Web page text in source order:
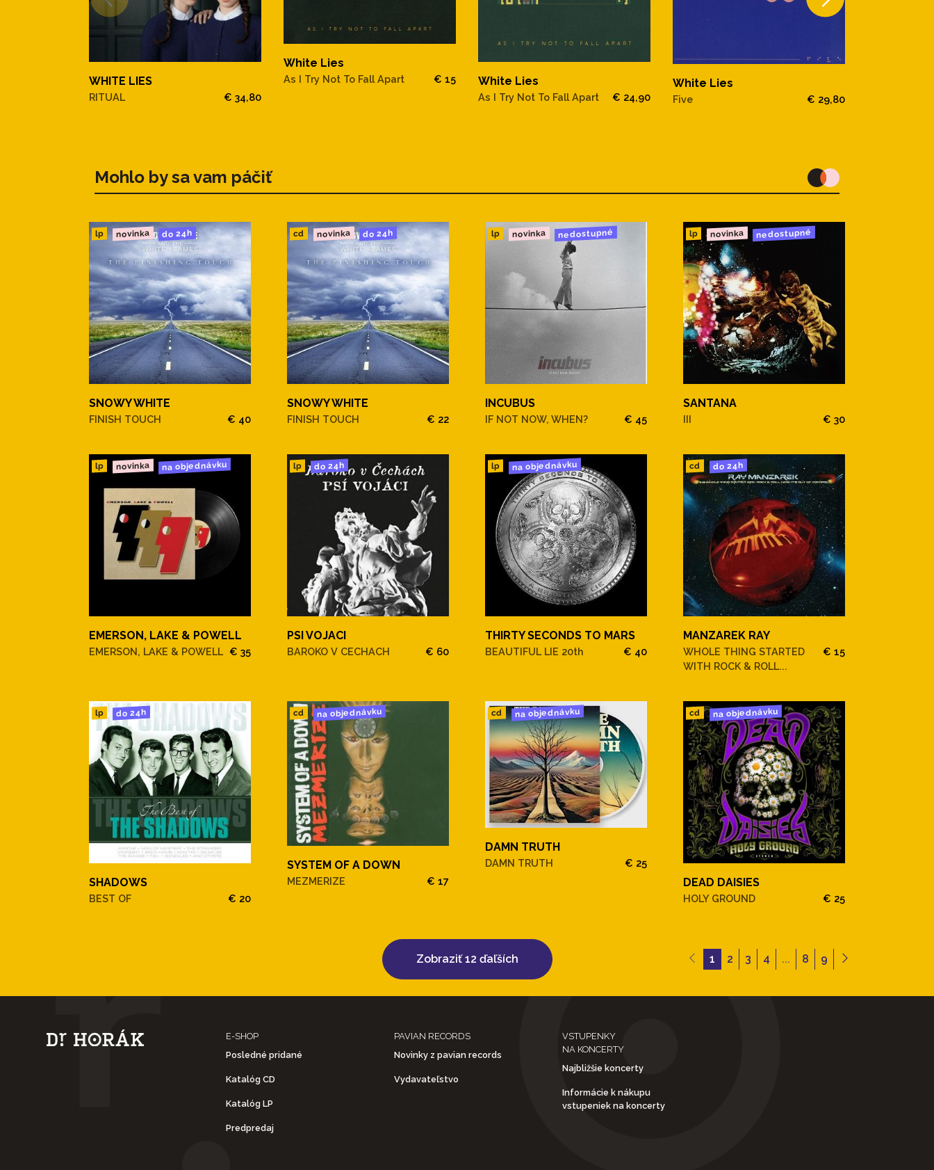
WHITE LIES
RITUAL € 34,80
White Lies
As I Try Not To Fall Apart € 15 White Lies
As I Try Not To Fall Apart € 24,90
White Lies
Five € 29,80
Mohlo by sa vam páčiť
lp novinka do 24h
SNOWY WHITE
FINISH TOUCH € 40
cd novinka do 24h
SNOWY WHITE
FINISH TOUCH € 22
lp novinka nedostupné
INCUBUS
IF NOT NOW, WHEN? € 45
lp novinka nedostupné
SANTANA
III € 30
lp novinka na objednávku
EMERSON, LAKE & POWELL
EMERSON, LAKE & POWELL € 35
lp do 24h
PSI VOJACI
BAROKO V CECHACH € 60
lp na objednávku
THIRTY SECONDS TO MARS
BEAUTIFUL LIE 20th € 40
cd do 24h
MANZAREK RAY
WHOLE THING STARTED
WITH ROCK & ROLL...
€ 15
lp do 24h
SHADOWS
BEST OF € 20
cd na objednávku
SYSTEM OF A DOWN
MEZMERIZE € 17
cd na objednávku
DAMN TRUTH
DAMN TRUTH € 25
cd na objednávku
DEAD DAISIES
HOLY GROUND € 25
Zobraziť 12 ďaľších 1 2 3 4 ... 8 9
E-SHOP
Posledné pridané
Katalóg CD
Katalóg LP
Predpredaj
PAVIAN RECORDS
Novinky z pavian records
Vydavateľstvo
VSTUPENKY
NA KONCERTY
Najbližšie koncerty
Informácie k nákupu
vstupeniek na koncerty